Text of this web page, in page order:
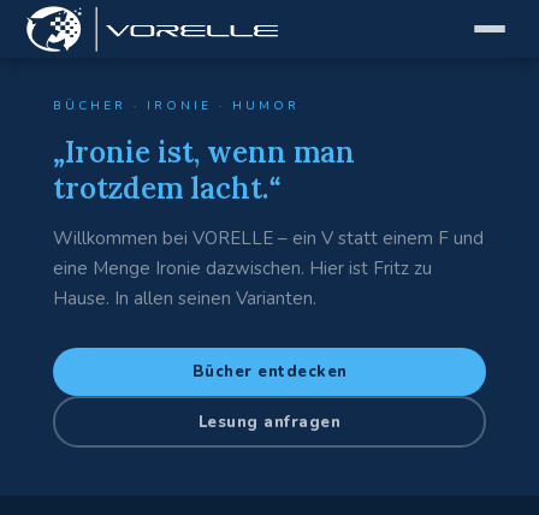
BÜCHER · IRONIE · HUMOR
Ironie ist, wenn man
trotzdem lacht.
Willkommen bei VORELLE – ein V statt einem F und
eine Menge Ironie dazwischen. Hier ist Fritz zu
Hause. In allen seinen Varianten.
Bücher entdecken
Lesung anfragen